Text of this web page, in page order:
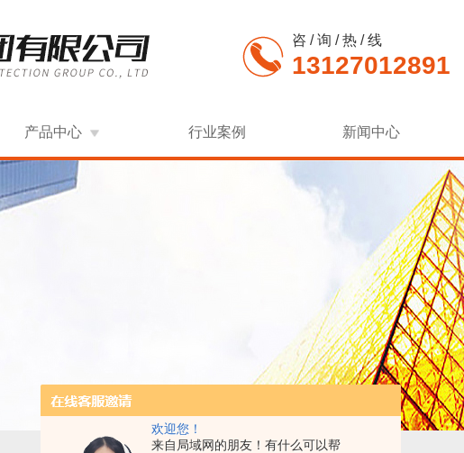
欢迎您！
来自局域网的朋友！有什么可以帮
咨 / 询 / 热 / 线
13127012891
产品中心 行业案例 新闻中心